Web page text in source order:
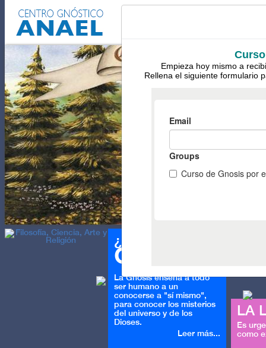
¿QUÉ ES LA
GNOSIS
La Gnosis enseña a todo
ser humano a un
conocerse a "sí mismo",
para conocer los misterios
del universo y de los
Dioses.
Leer más...
LA
Es
como
Empieza hoy mismo a
Rellena el siguiente formulario